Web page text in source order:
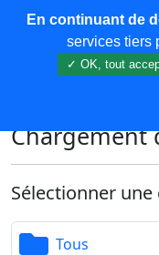
COREMA
Chargement
Sélectionner
Tous
En continuant de
services tiers
✓ OK, tout